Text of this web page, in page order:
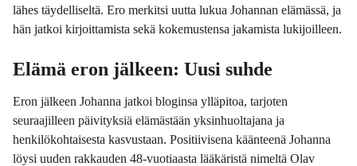
lähes täydelliseltä. Ero merkitsi uutta lukua Johannan elämässä, ja
hän jatkoi kirjoittamista sekä kokemustensa jakamista lukijoilleen.
Elämä eron jälkeen: Uusi suhde
Eron jälkeen Johanna jatkoi bloginsa ylläpitoa, tarjoten
seuraajilleen päivityksiä elämästään yksinhuoltajana ja
henkilökohtaisesta kasvustaan. Positiivisena käänteenä Johanna
löysi uuden rakkauden 48-vuotiaasta lääkäristä nimeltä Olav